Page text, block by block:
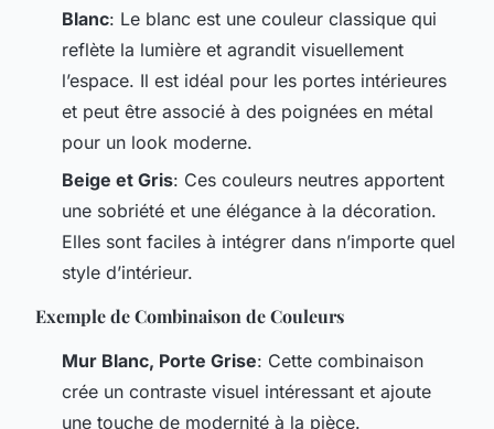
Blanc: Le blanc est une couleur classique qui
reflète la lumière et agrandit visuellement
l’espace. Il est idéal pour les portes intérieures
et peut être associé à des poignées en métal
pour un look moderne.
Beige et Gris: Ces couleurs neutres apportent
une sobriété et une élégance à la décoration.
Elles sont faciles à intégrer dans n’importe quel
style d’intérieur.
Exemple de Combinaison de Couleurs
Mur Blanc, Porte Grise: Cette combinaison
crée un contraste visuel intéressant et ajoute
une touche de modernité à la pièce.